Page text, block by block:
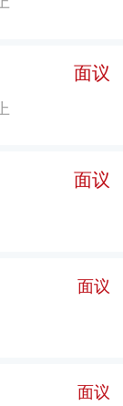
震救灾先进单
年，为见
捐，还启
健康体验小
术协作联盟
助爱心联盟
25年来，年轮
面议
面议
面议
面议